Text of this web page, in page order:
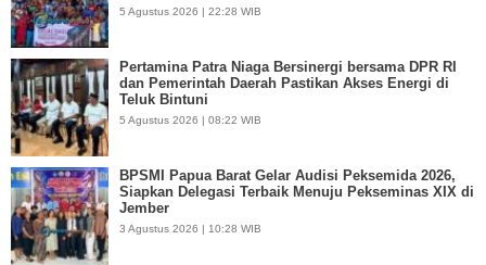
5 Agustus 2026 | 22:28 WIB
Pertamina Patra Niaga Bersinergi bersama DPR RI
dan Pemerintah Daerah Pastikan Akses Energi di
Teluk Bintuni
5 Agustus 2026 | 08:22 WIB
BPSMI Papua Barat Gelar Audisi Peksemida 2026,
Siapkan Delegasi Terbaik Menuju Pekseminas XIX di
Jember
3 Agustus 2026 | 10:28 WIB